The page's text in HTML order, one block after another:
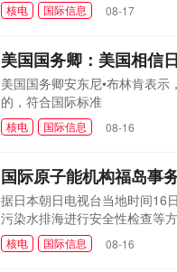
核电 国际信息 08-17
美国国务卿：美国相信
美国国务卿安东尼•布林肯表
的，符合国际标准
核电 国际信息 08-16
国际原子能机构福岛事
据日本朝日电视台当地时间16
污染水排海进行安全性检查等方
核电 国际信息 08-16